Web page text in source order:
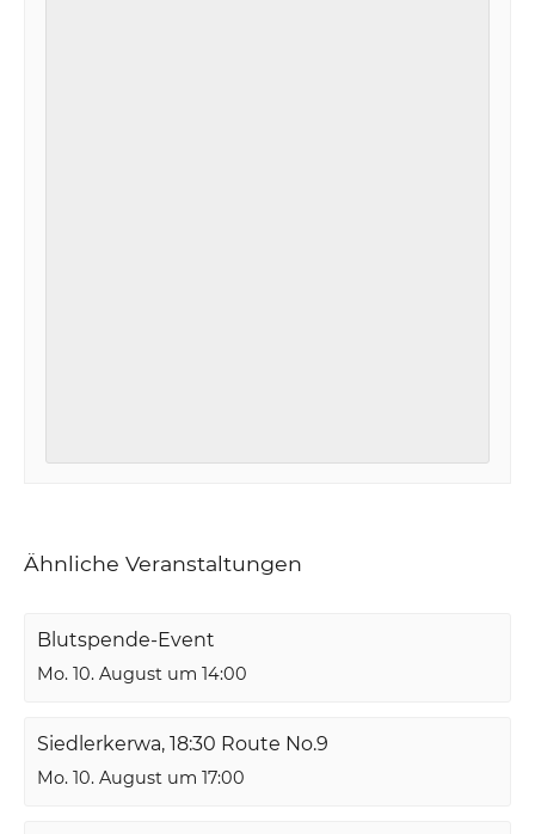
Ähnliche Veranstaltungen
Blutspende-Event
Mo. 10. August um 14:00
Siedlerkerwa, 18:30 Route No.9
Mo. 10. August um 17:00